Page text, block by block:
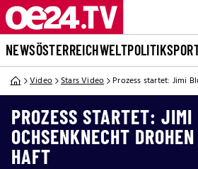
NEWSÖSTERREICHWELTPOLITIK
Video Stars Video Prozess startet: Jimi
PROZESS STARTET: JIMI
OCHSENKNECHT
HAFT